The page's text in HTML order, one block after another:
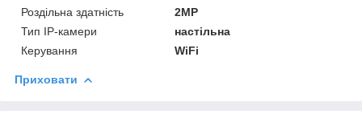
Роздільна здатність
2MP
Тип IP-камери
настільна
Керування
WiFi
Приховати